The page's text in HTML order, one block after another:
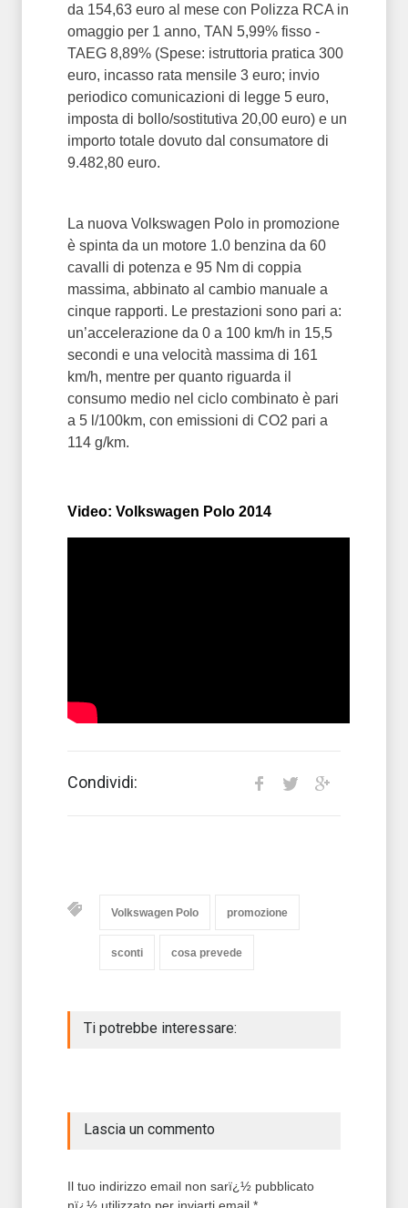
da 154,63 euro al mese con Polizza RCA in
omaggio per 1 anno, TAN 5,99% fisso -
TAEG 8,89% (Spese: istruttoria pratica 300
euro, incasso rata mensile 3 euro; invio
periodico comunicazioni di legge 5 euro,
imposta di bollo/sostitutiva 20,00 euro) e un
importo totale dovuto dal consumatore di
9.482,80 euro.
La nuova Volkswagen Polo in promozione
è spinta da un motore 1.0 benzina da 60
cavalli di potenza e 95 Nm di coppia
massima, abbinato al cambio manuale a
cinque rapporti. Le prestazioni sono pari a:
un’accelerazione da 0 a 100 km/h in 15,5
secondi e una velocità massima di 161
km/h, mentre per quanto riguarda il
consumo medio nel ciclo combinato è pari
a 5 l/100km, con emissioni di CO2 pari a
114 g/km.
Video: Volkswagen Polo 2014
Condividi:
Volkswagen Polo promozione
sconti cosa prevede
Ti potrebbe interessare:
Lascia un commento
Il tuo indirizzo email non sarï¿½ pubblicato